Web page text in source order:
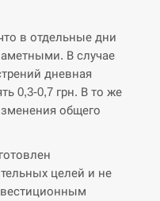
в отдельные дни
В случае
дневная
0,3-0,7 грн. В то же
общего
целей и не